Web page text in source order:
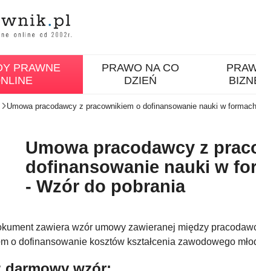
PRAWNE
PRAWO NA CO
DZIEŃ
Umowa pracodawcy z pracownikiem o dofinansowanie nauki w
Umowa pracodawcy z
dofinansowanie nauki w
- Wzór do pobrania
zawiera wzór umowy zawieranej między
o dofinansowanie kosztów kształcenia zawodowego